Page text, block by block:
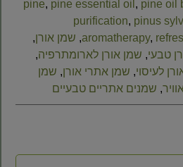
pine, pine essential oil , pine oil
purification, pinus
aromatherapy,
, שמן אורן,
טבעי, שמן אורן לארומתרפיה,
לעיסוי, שמן אתרי אורן, שמן
, שמנים אתריים טבעיים